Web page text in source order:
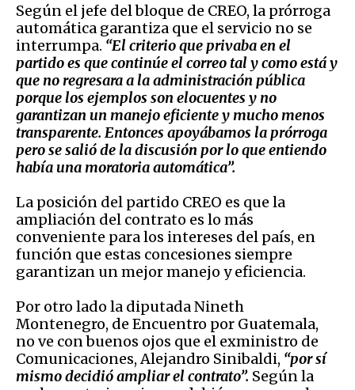
Según el jefe del bloque de CREO, la prórroga
automática garantiza que el servicio no se
interrumpa. “El criterio que privaba en el
partido es que continúe el correo tal y como está y
que no regresara a la administración pública
porque los ejemplos son elocuentes y no
garantizan un manejo eficiente y mucho menos
transparente. Entonces apoyábamos la prórroga
pero se salió de la discusión por lo que entiendo
había una moratoria automática”.
La posición del partido CREO es que la
ampliación del contrato es lo más
conveniente para los intereses del país, en
función que estas concesiones siempre
garantizan un mejor manejo y eficiencia.
Por otro lado la diputada Nineth
Montenegro, de Encuentro por Guatemala,
no ve con buenos ojos que el exministro de
Comunicaciones, Alejandro Sinibaldi, “por sí
mismo decidió ampliar el contrato”. Según la